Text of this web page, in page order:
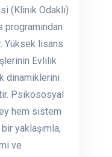
(Klinik Odaklı)
Yüksek lisans
Evlilik
dinamiklerini
Psikososyal
hem sistem
yaklaşımla,
ve